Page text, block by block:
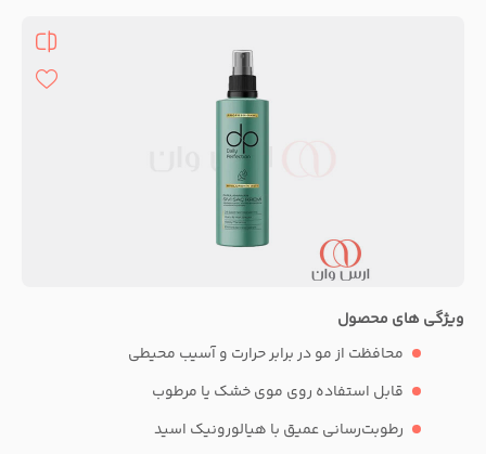
ویژگی های محصول
محافظت از مو در برابر حرارت و آسیب محیطی
قابل استفاده روی موی خشک یا مرطوب
رطوبت‌رسانی عمیق با هیالورونیک اسید